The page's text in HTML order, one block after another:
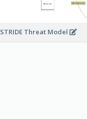
STRIDE Threat Model